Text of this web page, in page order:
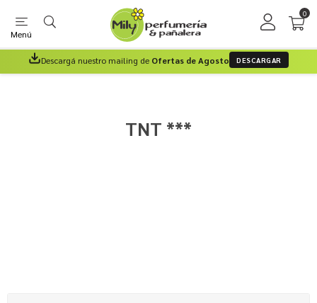
Menú
0
Descargá nuestro mailing de Ofertas de Agosto DESCARGAR
TNT ***